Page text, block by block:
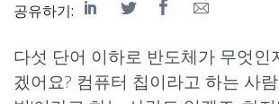
공유하기:
다섯 단어 이하로 반도체가 무엇인
겠어요? 컴퓨터 칩이라고 하는 사